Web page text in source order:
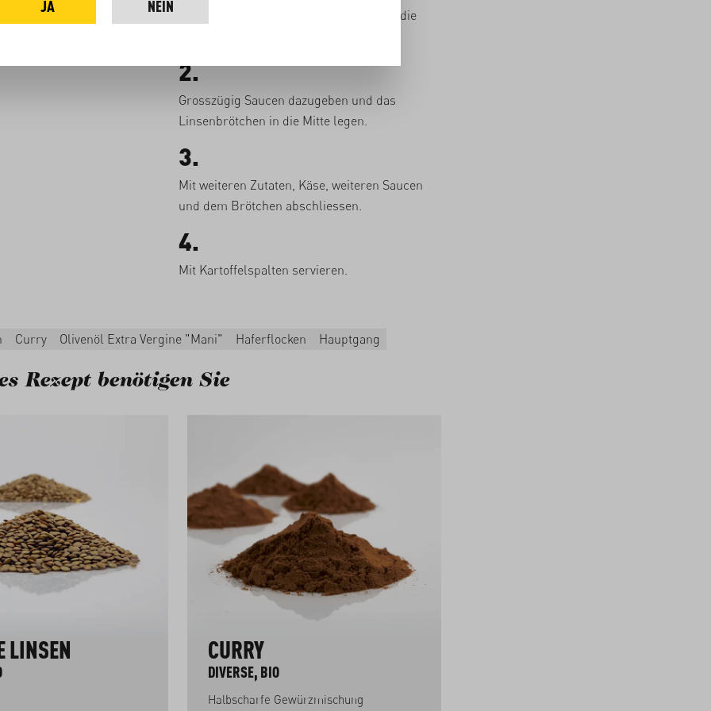
Mit dem Burgerbrötchen beginnen und die
2.
Grosszügig Saucen dazugeben und das
Linsenbrötchen in die Mitte legen.
3.
Mit weiteren Zutaten, Käse, weiteren Saucen
und dem Brötchen abschliessen.
4.
Mit Kartoffelspalten servieren.
Curry Olivenöl Extra Vergine "Mani" Haferflocken Hauptgang
Rezept benötigen Sie
LINSEN CURRY
DIVERSE, BIO
Halbscharfe Gewürzmischung
JA NEIN